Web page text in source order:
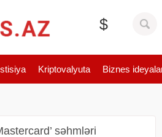
$
Kriptovalyuta Biznes
səhmləri